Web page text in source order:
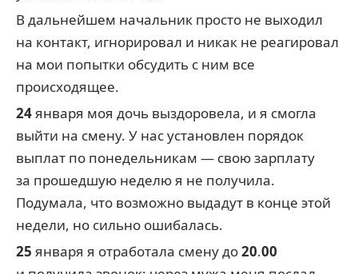
В дальнейшем начальник просто не выходил
на контакт, игнорировал и никак не реагировал
на мои попытки обсудить с ним все
происходящее.
24января моя дочь выздоровела, и я смогла
выйти на смену. У нас установлен порядок
выплат по понедельникам — свою зарплату
за прошедшую неделю я не получила.
Подумала, что возможно выдадут в конце этой
недели, но сильно ошибалась.
25 января я отработала смену до20.00